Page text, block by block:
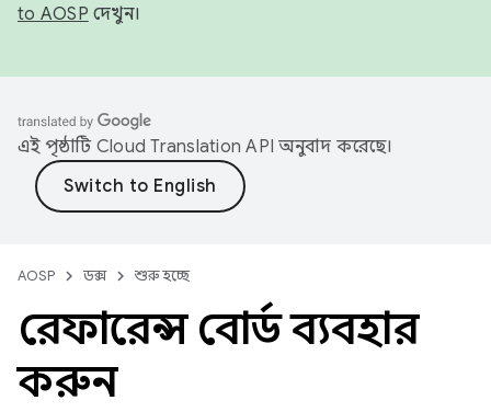
to AOSP দেখুন।
এই পৃষ্ঠাটি Cloud Translation API অনুবাদ করেছে।
AOSP ডক্স শুরু হচ্ছে
রেফারেন্স বোর্ড ব্যবহার
করুন